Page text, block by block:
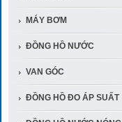
MÁY BƠM
ĐỒNG HỒ NƯỚC
VAN GÓC
ĐỒNG HỒ ĐO ÁP SUẤT